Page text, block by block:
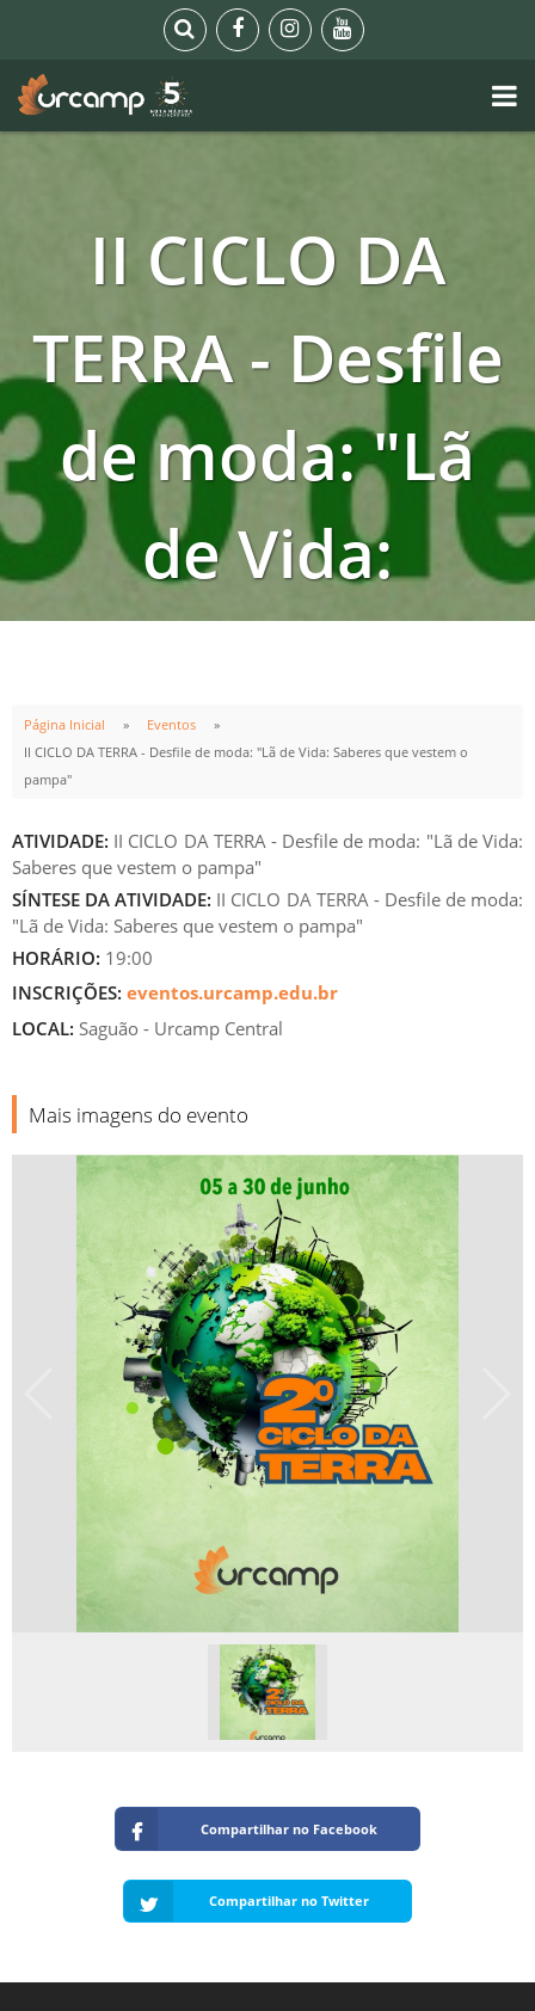
II CICLO DA
TERRA - Desfile
de moda: "Lã
de Vida:
Saberes que
vestem o
pampa"
INÍCIO
12 JUN
19:00h
Página Inicial
Eventos
II CICLO DA TERRA - Desfile de moda: "Lã de Vida: Saberes que vestem o
pampa"
ATIVIDADE: II CICLO DA TERRA - Desfile de moda: "Lã de Vida:
Saberes que vestem o pampa"
SÍNTESE DA ATIVIDADE: II CICLO DA TERRA - Desfile de moda:
"Lã de Vida: Saberes que vestem o pampa"
HORÁRIO: 19:00
INSCRIÇÕES: eventos.urcamp.edu.br
LOCAL: Saguão - Urcamp Central
Mais imagens do evento
Compartilhar no Facebook
Compartilhar no Twitter